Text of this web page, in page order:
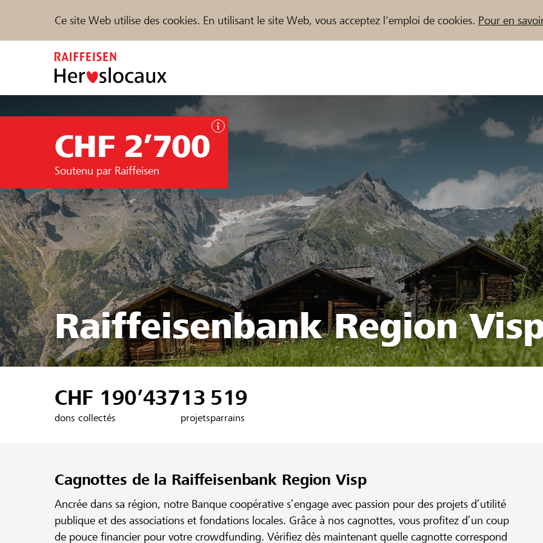
Ce site Web utilise des cookies. En utilisant le site Web, vous acceptez l'emploi de cookies. Pour en
Soutien & assistance
Trouvez des projets et des organisations
DE FR IT
CHF 2’700
Soutenu par Raiffeisen
Raiffeisenbank Region
CHF 190’437
dons collectés
13
projets
519
parrains
Cagnottes de la Raiffeisenbank Region Visp
Ancrée dans sa région, notre Banque coopérative s’engage avec passion pour des projets d’utilité
publique et des associations et fondations locales. Grâce à nos cagnottes, vous profitez d’un coup
de pouce financier pour votre crowdfunding. Vérifiez dès maintenant quelle cagnotte correspond